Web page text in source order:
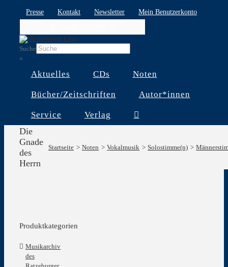
Presse Kontakt Newsletter
Mein Benutzerkonto
Suche
×
Aktuelles CDs Noten
Bücher/Zeitschriften Autor*innen
Service Verlag
Die
Gnade
des
Herrn
Startseite Noten Vokalmusik Solostimme(n)
Produktkategorien
Musikarchiv
des